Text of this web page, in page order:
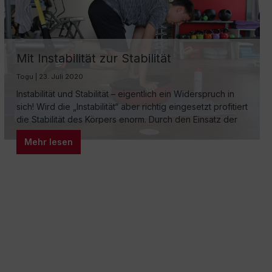
Mit Instabilität zur Stabilität
Togu | 23. Juli 2020
Instabilität und Stabilität – eigentlich ein Widerspruch in
sich! Wird die „Instabilität“ aber richtig eingesetzt profitiert
die Stabilität des Körpers enorm. Durch den Einsatz der
Instabilität – hier des TOGU Jumper Pro®– in Verbindung
mit anderen Trainingsgeräten wie FlexVit Miniband®,
Theragymband® und Slingtrainer wird die Muskulatur
Mehr lesen